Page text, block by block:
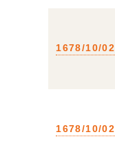
1678/10/02
1678/10/02